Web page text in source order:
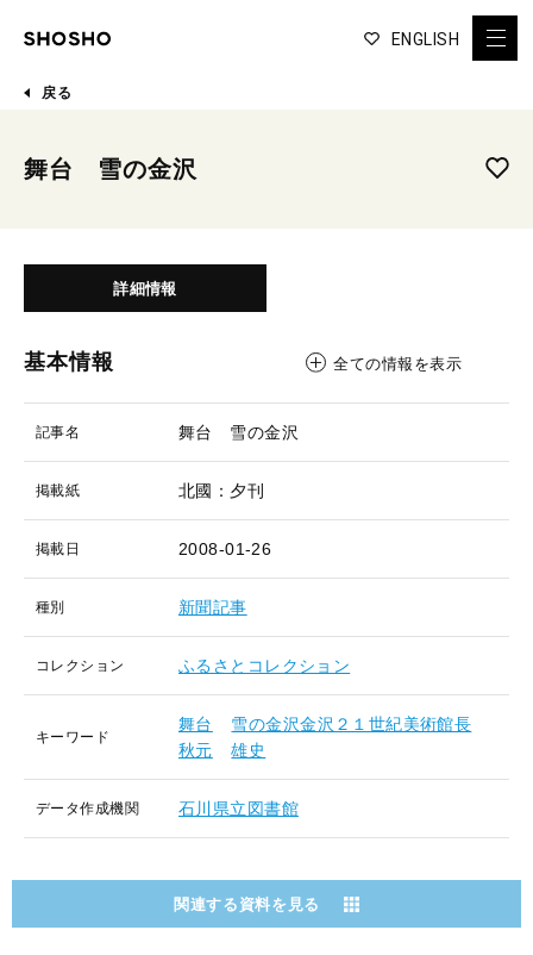
ENGLISH
戻る
舞台 雪の金沢
詳細情報
基本情報 全ての情報を表示
記事名 舞台 雪の金沢
掲載紙 北國：夕刊
掲載日 2008-01-26
種別 新聞記事
コレクション ふるさとコレクション
キーワード
舞台
雪の金沢金沢２１世紀美術館長
秋元
雄史
データ作成機関 石川県立図書館
関連する資料を見る